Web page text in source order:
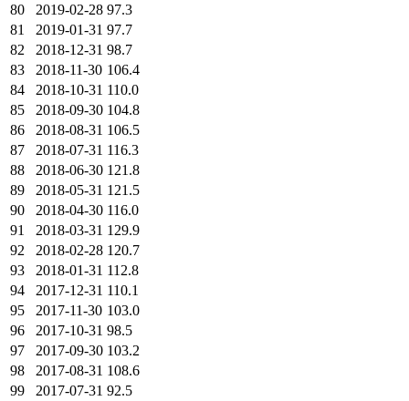
80
2019-02-28 97.3
81
2019-01-31 97.7
82
2018-12-31 98.7
83
2018-11-30 106.4
84
2018-10-31 110.0
85
2018-09-30 104.8
86
2018-08-31 106.5
87
2018-07-31 116.3
88
2018-06-30 121.8
89
2018-05-31 121.5
90
2018-04-30 116.0
91
2018-03-31 129.9
92
2018-02-28 120.7
93
2018-01-31 112.8
94
2017-12-31 110.1
95
2017-11-30 103.0
96
2017-10-31 98.5
97
2017-09-30 103.2
98
2017-08-31 108.6
99
2017-07-31 92.5